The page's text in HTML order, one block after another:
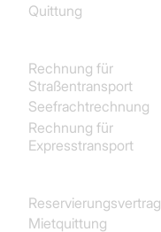
Quittung
Rechnung für
Straßentransport
Seefrachtrechnung
Rechnung für
Expresstransport
Reservierungsvertrag
Mietquittung